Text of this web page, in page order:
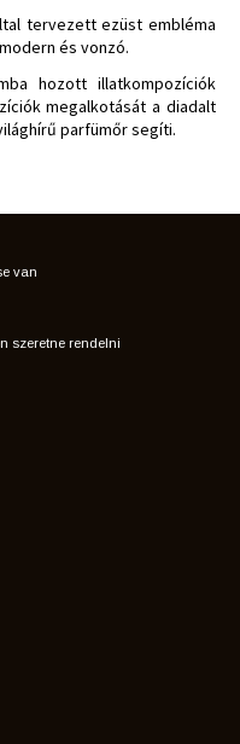
tervezett ezüst embléma
és vonzó.
hozott illatkompozíciók
megalkotását a diadalt
parfümőr segíti.
van
szeretne rendelni